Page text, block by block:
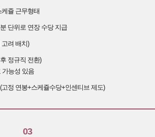
쥴 근무형태
단위로 연장 수당 지급
려 배치)
정규직 전환)
가능성 있음
정 연봉+스케쥴수당+인센티브 제도)
03